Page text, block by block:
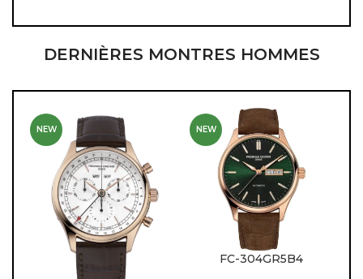
DERNIÈRES MONTRES HOMMES
NEW NEW
FC-304GR5B4